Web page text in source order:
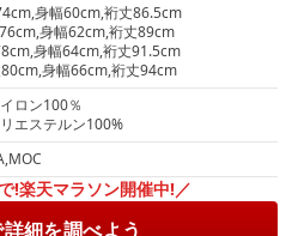
身幅60cm,裄丈86.5cm
身幅62cm,裄丈89cm
身幅64cm,裄丈91.5cm
80cm,身幅66cm,裄丈94cm
ロン100％
エステルン100%
!楽天マラソン開催中!／
細を調べよう